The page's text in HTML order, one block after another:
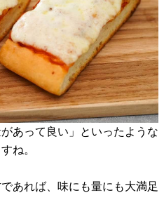
あって良い」といったような
ね。
あれば、味にも量にも大満足